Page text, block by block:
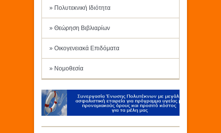
» Πολυτεκνική Ιδιότητα
» Θεώρηση Βιβλιαρίων
» Οικογενειακά Επιδόματα
» Νομοθεσία